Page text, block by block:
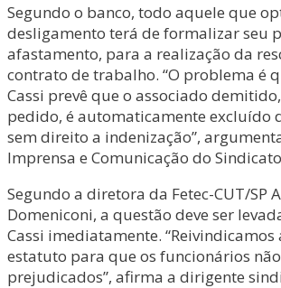
Segundo o banco, todo aquele que
desligamento terá de formalizar seu
afastamento, para a realização da
contrato de trabalho. “O problema é
Cassi prevê que o associado
pedido, é automaticamente excluído
sem direito a indenização”,
Imprensa e Comunicação do
Segundo a diretora da Fetec-CUT/SP
Domeniconi, a questão deve ser
Cassi imediatamente.
estatuto para que os funcionários
prejudicados”, afirma a dirigente